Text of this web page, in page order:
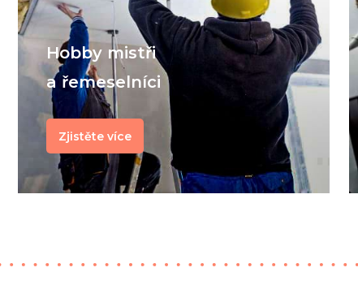
Hobby mistři
a řemeselníci
Zjistěte více